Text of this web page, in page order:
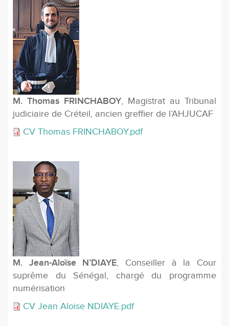
M. Thomas FRINCHABOY, Magistrat au Tribunal
judiciaire de Créteil, ancien greffier de l’AHJUCAF
CV Thomas FRINCHABOY.pdf
M. Jean-Aloïse N’DIAYE, Conseiller à la Cour
suprême du Sénégal, chargé du programme
numérisation
CV Jean Aloise NDIAYE.pdf